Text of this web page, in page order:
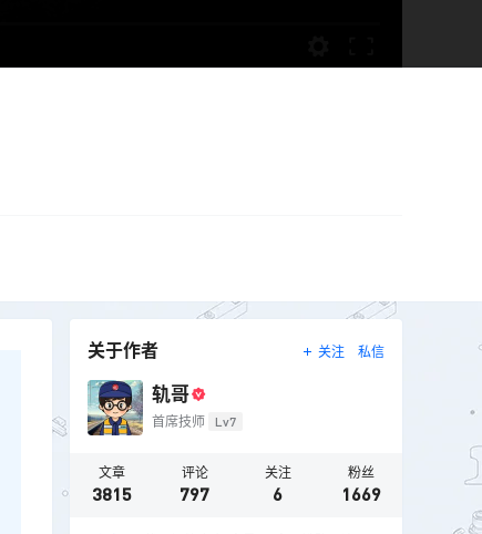
关于作者 关注 私信
轨哥
首席技师 Lv7
文章
3815
评论
797
关注
6
粉丝
1669